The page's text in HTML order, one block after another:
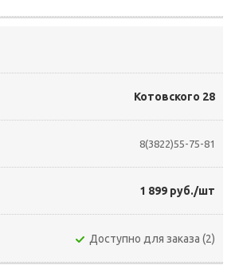
Котовского 28
8(3822)55-75-81
1 899 руб./шт
Доступно для заказа (2)